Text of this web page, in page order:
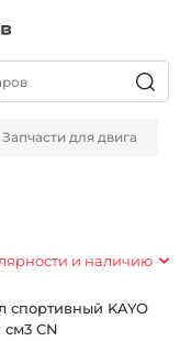
Запчасти для двигателя
и наличию
спортивный KAYO
см3 CN